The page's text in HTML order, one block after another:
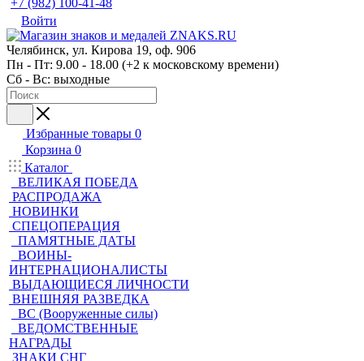
+7 (982) 100-41-48
Войти
Челябинск, ул. Кирова 19, оф. 906
Пн - Пт: 9.00 - 18.00 (+2 к московскому времени)
Сб - Вс: выходные
Избранные товары 0
Корзина 0
Каталог
ВЕЛИКАЯ ПОБЕДА
РАСПРОДАЖА
НОВИНКИ
СПЕЦОПЕРАЦИЯ
ПАМЯТНЫЕ ДАТЫ
ВОИНЫ-
ИНТЕРНАЦИОНАЛИСТЫ
ВЫДАЮЩИЕСЯ ЛИЧНОСТИ
ВНЕШНЯЯ РАЗВЕДКА
ВС (Вооруженные силы)
ВЕДОМСТВЕННЫЕ
НАГРАДЫ
ЗНАКИ СНГ